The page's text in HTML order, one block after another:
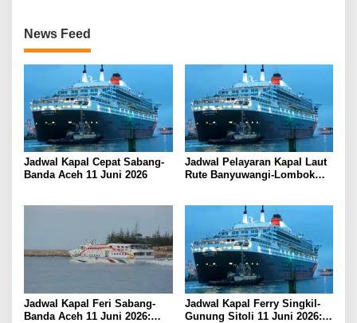
News Feed
Jadwal Kapal Cepat Sabang-
Banda Aceh 11 Juni 2026
Jadwal Pelayaran Kapal Laut
Rute Banyuwangi-Lombok
Jadwal Kapal Feri Sabang-
Banda Aceh 11 Juni 2026:
Jadwal Kapal Ferry Singkil-
Gunung Sitoli 11 Juni 2026: